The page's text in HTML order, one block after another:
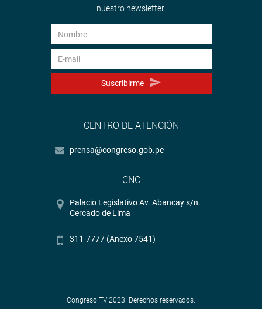
nuestro newsletter.
Suscribirme
CENTRO DE ATENCIÓN
prensa@congreso.gob.pe
CNC
Palacio Legislativo Av. Abancay s/n.
Cercado de Lima
311-7777 (Anexo 7541)
Congreso TV 2023. Derechos reservados.